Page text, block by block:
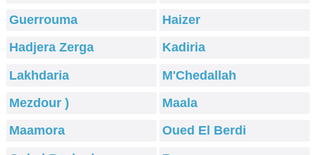
Guerrouma
Haizer
Hadjera Zerga
Kadiria
Lakhdaria
M'Chedallah
Mezdour )
Maala
Maamora
Oued El Berdi